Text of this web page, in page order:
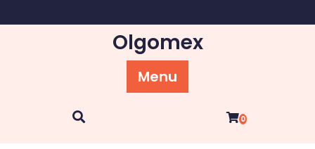
to
Olgomex
Menu
0